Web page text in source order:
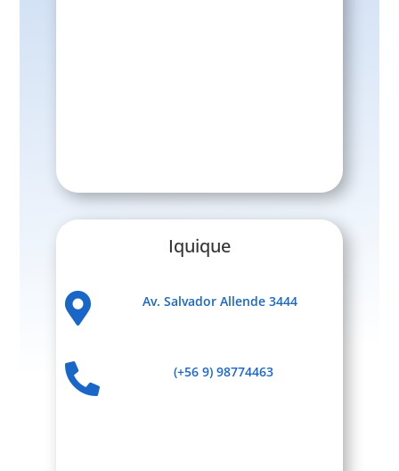
Iquique
 Av. Salvador Allende 3444
 (+56 9) 98774463